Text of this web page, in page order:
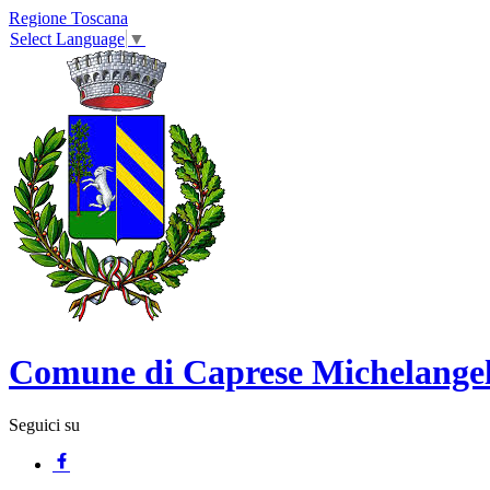
Regione Toscana
Select Language ▼
Comune di Caprese
Seguici su